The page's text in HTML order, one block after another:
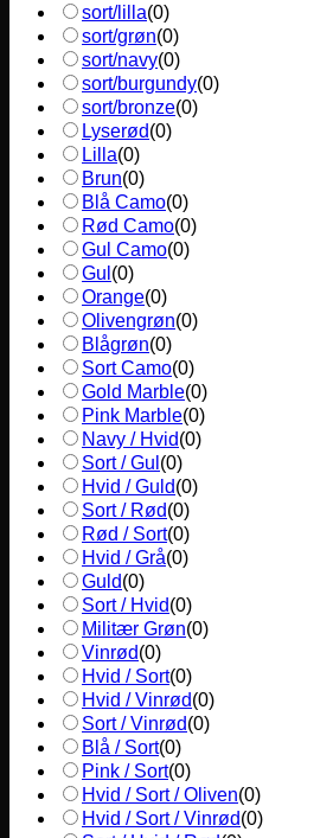
sort/lilla(0)
sort/grøn(0)
sort/navy(0)
sort/burgundy(0)
sort/bronze(0)
Lyserød(0)
Lilla(0)
Brun(0)
Blå Camo(0)
Rød Camo(0)
Gul Camo(0)
Gul (0)
Orange(0)
Olivengrøn(0)
Blågrøn(0)
Sort Camo(0)
Gold Marble(0)
Pink Marble(0)
Navy / Hvid(0)
Sort / Gul (0)
Hvid / Guld(0)
Sort / Rød(0)
Rød / Sort(0)
Hvid / Grå(0)
Guld(0)
Sort / Hvid(0)
Militær Grøn(0)
Vinrød(0)
Hvid / Sort(0)
Hvid / Vinrød(0)
Sort / Vinrød(0)
Blå / Sort(0)
Pink / Sort(0)
Hvid / Sort / Oliven(0)
Hvid / Sort / Vinrød(0)